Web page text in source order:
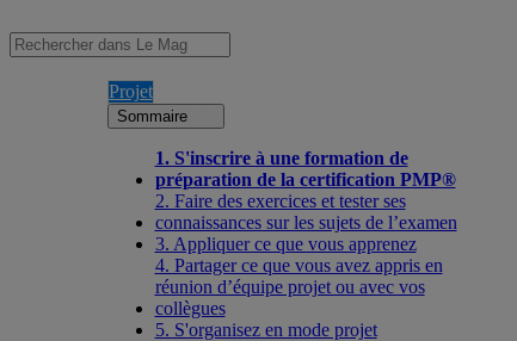
Projet
Sommaire
1. S'inscrire à une formation de
préparation de la certification PMP®
2. Faire des exercices et tester ses
connaissances sur les sujets de l’examen
3. Appliquer ce que vous apprenez
4. Partager ce que vous avez appris en
réunion d’équipe projet ou avec vos
collègues
5. S'organisez en mode projet